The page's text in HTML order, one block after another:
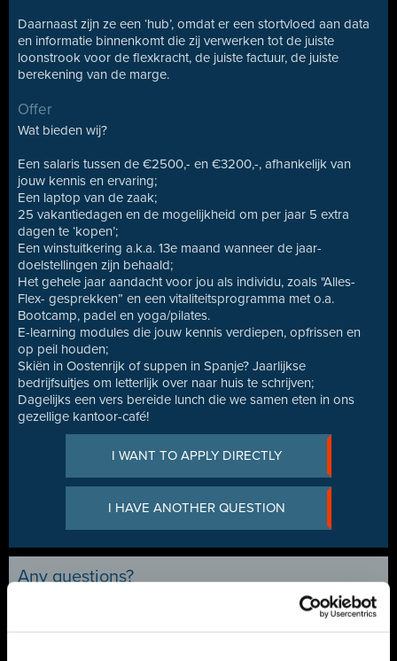
Daarnaast zijn ze een ‘hub’, omdat er een stortvloed aan data
en informatie binnenkomt die zij verwerken tot de juiste
loonstrook voor de flexkracht, de juiste factuur, de juiste
berekening van de marge.
Offer
Wat bieden wij?
Een salaris tussen de €2500,- en €3200,-, afhankelijk van
jouw kennis en ervaring;
Een laptop van de zaak;
25 vakantiedagen en de mogelijkheid om per jaar 5 extra
dagen te ‘kopen’;
Een winstuitkering a.k.a. 13e maand wanneer de jaar-
doelstellingen zijn behaald;
Het gehele jaar aandacht voor jou als individu, zoals "Alles-
Flex- gesprekken” en een vitaliteitsprogramma met o.a.
Bootcamp, padel en yoga/pilates.
E-learning modules die jouw kennis verdiepen, opfrissen en
op peil houden;
Skiën in Oostenrijk of suppen in Spanje? Jaarlijkse
bedrijfsuitjes om letterlijk over naar huis te schrijven;
Dagelijks een vers bereide lunch die we samen eten in ons
gezellige kantoor-café!
I WANT TO APPLY DIRECTLY
I HAVE ANOTHER QUESTION
Any questions?